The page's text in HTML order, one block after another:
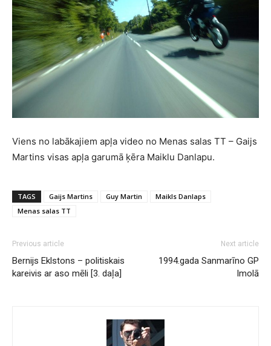
Viens no labākajiem apļa video no Menas salas TT – Gaijs
Martins visas apļa garumā ķēra Maiklu Danlapu.
TAGS Gaijs Martins Guy Martin
Maikls Danlaps
Menas salas TT
Previous article
Bernijs Eklstons – politiskais
kareivis ar aso mēli [3. daļa]
Next article
1994.gada Sanmarīno GP
Imolā